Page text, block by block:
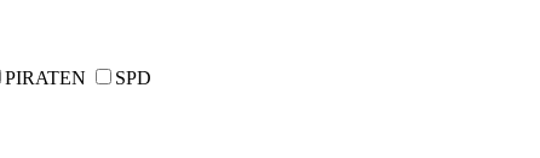
PIRATEN
SPD